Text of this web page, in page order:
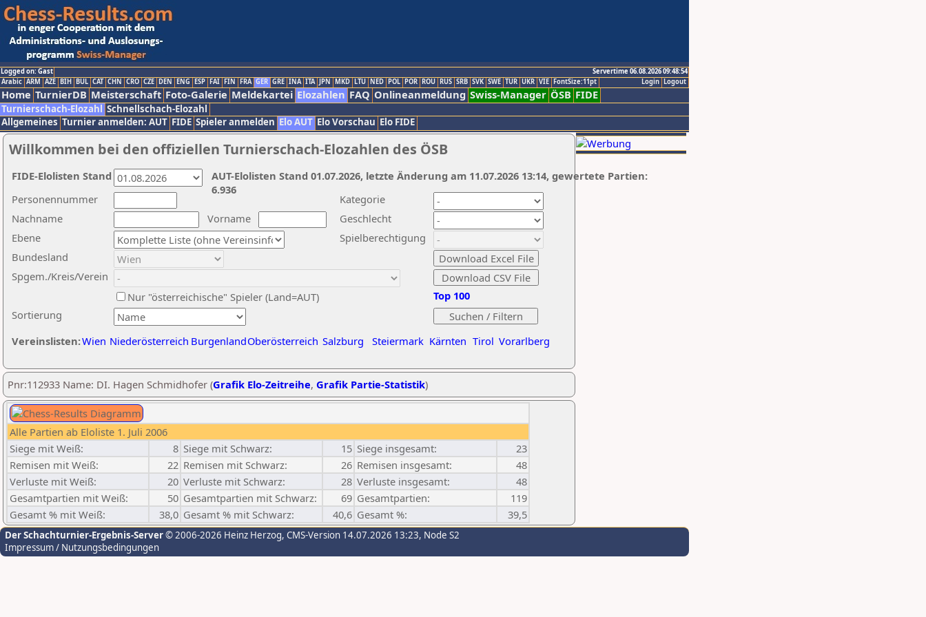
Logged on: Gast
Servertime 06.08.2026 09:48:54
Logout
Login
Arabic ARM AZE BIH BUL CAT CHN CRO CZE DEN ENG ESP FAI FIN FRA GER GRE INA ITA JPN MKD LTU NED POL POR ROU RUS SRB SVK SWE TUR UKR VIE FontSize:11pt
Home TurnierDB Meisterschaft Foto-Galerie Meldekartei Elozahlen FAQ Onlineanmeldung Swiss-Manager ÖSB FIDE
Turnierschach-Elozahl Schnellschach-Elozahl
Allgemeines Turnier anmelden: AUT FIDE Spieler anmelden Elo AUT Elo Vorschau Elo FIDE
Willkommen bei den offiziellen Turnierschach-Elozahlen des ÖSB
Nachname
Vorname
Ebene
Kategorie
Sortierung
Personennummer
Bundesland
Spgem./Kreis/Verein
Geschlecht
Nur "österreichische" Spieler (Land=AUT)
Spielberechtigung
Vereinslisten:Wien Niederösterreich BurgenlandOberösterreich Salzburg Steiermark Kärnten Tirol Vorarlberg
Top 100
AUT-Elolisten Stand 01.07.2026, letzte Änderung am 11.07.2026 13:14, gewertete Partien:
6.936
FIDE-Elolisten Stand
Pnr:112933 Name: DI. Hagen Schmidhofer (Grafik Elo-Zeitreihe, Grafik Partie-Statistik)
Alle Partien ab Eloliste 1. Juli 2006
Siege mit Weiß:
8 Siege mit Schwarz: 15 Siege insgesamt:
23
Remisen mit Weiß:
22 Remisen mit Schwarz: 26 Remisen insgesamt:
48
Verluste mit Weiß:
20 Verluste mit Schwarz: 28 Verluste insgesamt:
48
Gesamtpartien mit Weiß:
50 Gesamtpartien mit Schwarz: 69 Gesamtpartien:
119
Gesamt % mit Weiß:
38,0 Gesamt % mit Schwarz: 40,6 Gesamt %: 39,5
Der Schachturnier-Ergebnis-Server© 2006-2026 Heinz Herzog, CMS-Version 14.07.2026 13:23, Node S2
Impressum / Nutzungsbedingungen